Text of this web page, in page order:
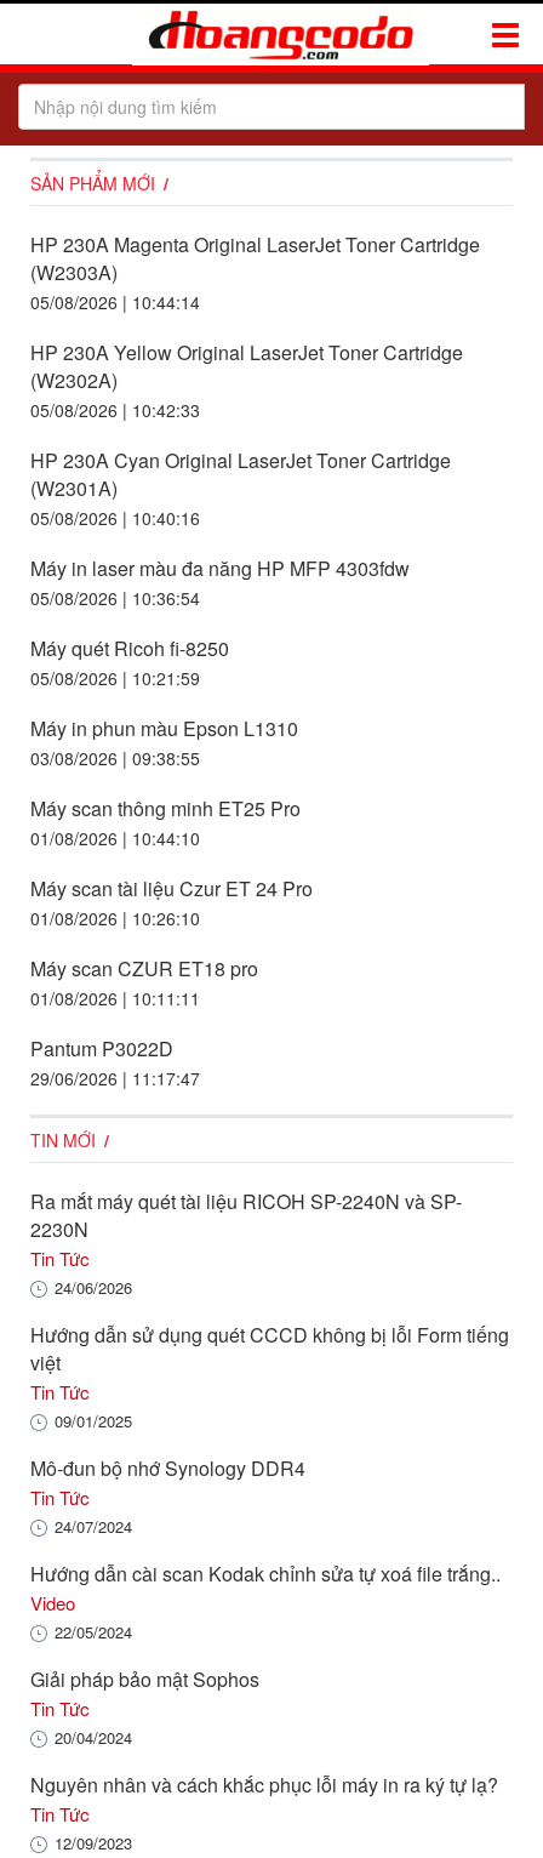
Toggle
SẢN PHẨM MỚI
HP 230A Magenta Original LaserJet Toner Cartridge
(W2303A)
05/08/2026 | 10:44:14
HP 230A Yellow Original LaserJet Toner Cartridge
(W2302A)
05/08/2026 | 10:42:33
HP 230A Cyan Original LaserJet Toner Cartridge
(W2301A)
05/08/2026 | 10:40:16
Máy in laser màu đa năng HP MFP 4303fdw
05/08/2026 | 10:36:54
Máy quét Ricoh fi-8250
05/08/2026 | 10:21:59
Máy in phun màu Epson L1310
03/08/2026 | 09:38:55
Máy scan thông minh ET25 Pro
01/08/2026 | 10:44:10
Máy scan tài liệu Czur ET 24 Pro
01/08/2026 | 10:26:10
Máy scan CZUR ET18 pro
01/08/2026 | 10:11:11
Pantum P3022D
29/06/2026 | 11:17:47
TIN MỚI
Ra mắt máy quét tài liệu RICOH SP-2240N và SP-
2230N
Tin Tức
24/06/2026
Hướng dẫn sử dụng quét CCCD không bị lỗi Form tiếng
việt
Tin Tức
09/01/2025
Mô-đun bộ nhớ Synology DDR4
Tin Tức
24/07/2024
Hướng dẫn cài scan Kodak chỉnh sửa tự xoá file trắng..
Video
22/05/2024
Giải pháp bảo mật Sophos
Tin Tức
20/04/2024
Nguyên nhân và cách khắc phục lỗi máy in ra ký tự lạ?
Tin Tức
12/09/2023